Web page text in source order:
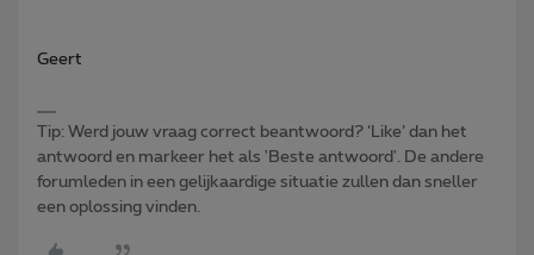
Geert
Tip: Werd jouw vraag correct beantwoord? ‘Like’ dan het
antwoord en markeer het als 'Beste antwoord'. De andere
forumleden in een gelijkaardige situatie zullen dan sneller
een oplossing vinden.